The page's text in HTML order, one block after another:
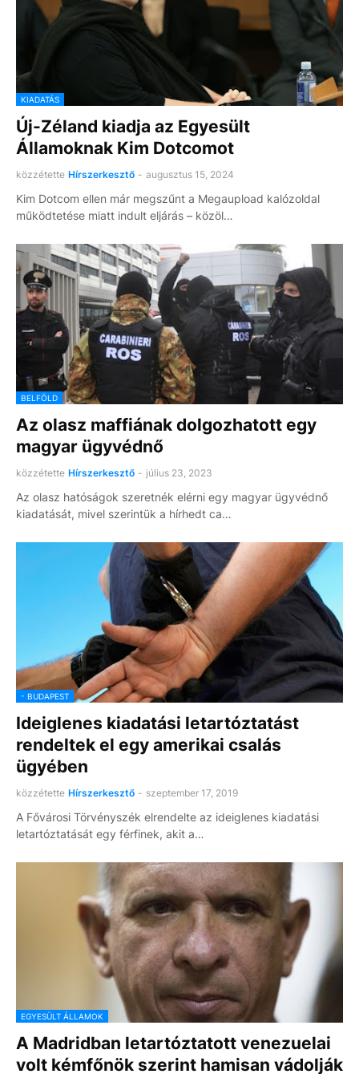
KIADATÁS
Új-Zéland kiadja az Egyesült
Államoknak Kim Dotcomot
közzétette Hírszerkesztő - augusztus 15, 2024
Kim Dotcom ellen már megszűnt a Megaupload kalózoldal
működtetése miatt indult eljárás – közöl…
BELFÖLD
Az olasz maffiának dolgozhatott egy
magyar ügyvédnő
közzétette Hírszerkesztő - július 23, 2023
Az olasz hatóságok szeretnék elérni egy magyar ügyvédnő
kiadatását, mivel szerintük a hírhedt ca…
- BUDAPEST
Ideiglenes kiadatási letartóztatást
rendeltek el egy amerikai csalás
ügyében
közzétette Hírszerkesztő - szeptember 17, 2019
A Fővárosi Törvényszék elrendelte az ideiglenes kiadatási
letartóztatását egy férfinek, akit a…
EGYESÜLT ÁLLAMOK
A Madridban letartóztatott venezuelai
volt kémfőnök szerint hamisan vádolják